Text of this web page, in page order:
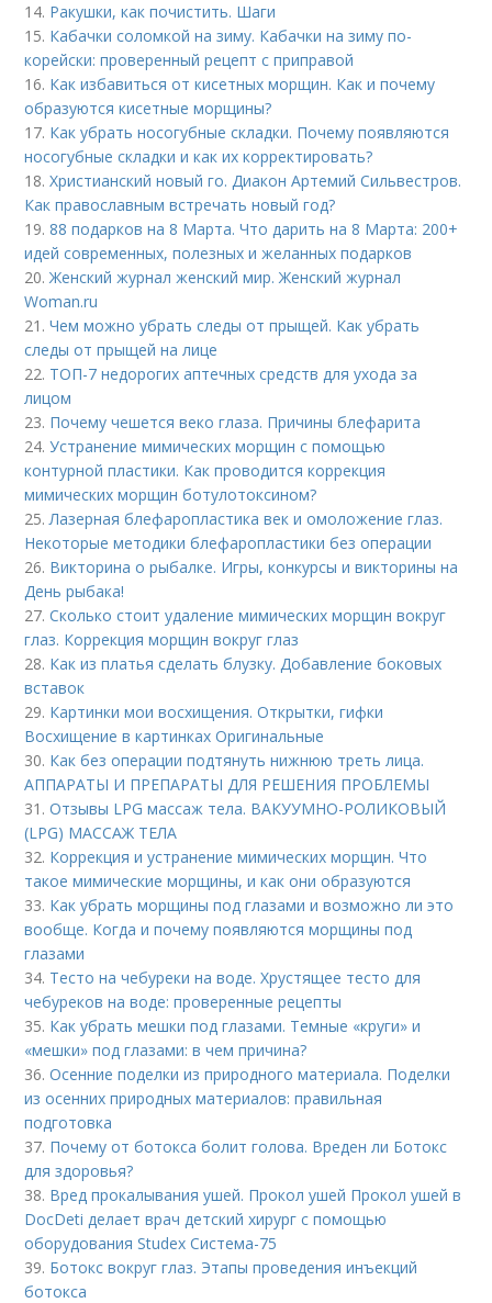
14. Ракушки, как почистить. Шаги
15. Кабачки соломкой на зиму. Кабачки на зиму по-
корейски: проверенный рецепт с приправой
16. Как избавиться от кисетных морщин. Как и почему
образуются кисетные морщины?
17. Как убрать носогубные складки. Почему появляются
носогубные складки и как их корректировать?
18.Христианский новый го. Диакон Артемий Сильвестров.
Как православным встречать новый год?
19.88 подарков на 8 Марта. Что дарить на 8 Марта: 200+
идей современных, полезных и желанных подарков
20.Женский журнал женский мир. Женский журнал
Woman.ru
21.Чем можно убрать следы от прыщей. Как убрать
следы от прыщей на лице
22. ТОП-7 недорогих аптечных средств для ухода за
лицом
23. Почему чешется веко глаза. Причины блефарита
24.Устранение мимических морщин с помощью
контурной пластики. Как проводится коррекция
мимических морщин ботулотоксином?
25.Лазерная блефаропластика век и омоложение глаз.
Некоторые методики блефаропластики без операции
26. Викторина о рыбалке. Игры, конкурсы и викторины на
День рыбака!
27.Сколько стоит удаление мимических морщин вокруг
глаз. Коррекция морщин вокруг глаз
28. Как из платья сделать блузку. Добавление боковых
вставок
29. Картинки мои восхищения. Открытки, гифки
Восхищение в картинках Оригинальные
30. Как без операции подтянуть нижнюю треть лица.
АППАРАТЫ И ПРЕПАРАТЫ ДЛЯ РЕШЕНИЯ ПРОБЛЕМЫ
31.Отзывы LPG массаж тела. ВАКУУМНО-РОЛИКОВЫЙ
(LPG) МАССАЖ ТЕЛА
32. Коррекция и устранение мимических морщин. Что
такое мимические морщины, и как они образуются
33. Как убрать морщины под глазами и возможно ли это
вообще. Когда и почему появляются морщины под
глазами
34. Тесто на чебуреки на воде. Хрустящее тесто для
чебуреков на воде: проверенные рецепты
35. Как убрать мешки под глазами. Темные «круги» и
«мешки» под глазами: в чем причина?
36.Осенние поделки из природного материала. Поделки
из осенних природных материалов: правильная
подготовка
37. Почему от ботокса болит голова. Вреден ли Ботокс
для здоровья?
38. Вред прокалывания ушей. Прокол ушей Прокол ушей в
DocDeti делает врач детский хирург с помощью
оборудования Studex Система-75
39. Ботокс вокруг глаз. Этапы проведения инъекций
ботокса